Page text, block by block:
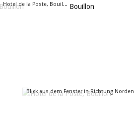
Hotel de la Poste, Bouillon
Blick aus dem Fenster in Richtung Norden